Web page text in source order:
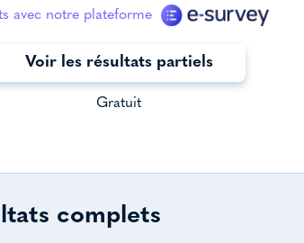
avec notre plateforme
Voir les résultats partiels
Gratuit
complets